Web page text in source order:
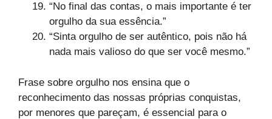
“No final das contas, o mais importante é ter
orgulho da sua essência.”
“Sinta orgulho de ser autêntico, pois não há
nada mais valioso do que ser você mesmo.”
Frase sobre orgulho​ nos ensina que o
reconhecimento das nossas próprias conquistas,
por menores que pareçam, é essencial para o